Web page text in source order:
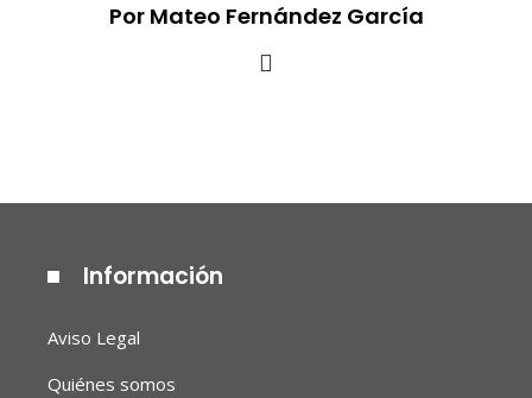
Por Mateo Fernández García
Información
Aviso Legal
Quiénes somos